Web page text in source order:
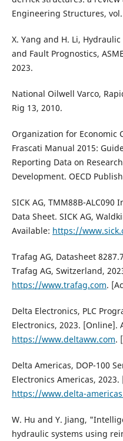
Engineering Structures,
X. Yang and H. Li,
and Fault Prognostics,
2023.
National Oilwell Varco,
Rig 13, 2010.
Organization for Economic
Frascati Manual 2015:
Reporting Data on
Development. OECD
SICK AG, TMM88B-
Data Sheet. SICK AG,
Available: https://
Trafag AG, Datasheet
Trafag AG, Switzerland,
https://www.trafag.com.
Delta Electronics, PLC
Electronics, 2023. [Online].
https://www.deltaww.com.
Delta Americas, DOP-100
Electronics Americas,
https://www.delta-
W. Hu and Y. Jiang,
hydraulic systems using